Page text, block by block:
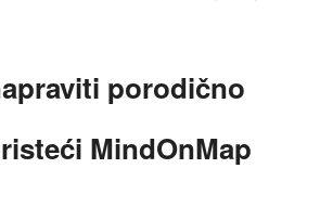
porodično
MindOnMap